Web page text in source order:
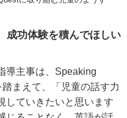
成功体験を積んでほしい
導主事は、Speaking
まえて、「児童の話す力
していきたいと思います